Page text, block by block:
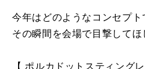
今年はどのようなコンセプ
その瞬間を会場で目撃してほ
【 ポルカドットスティング